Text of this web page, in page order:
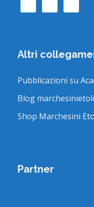
Altri
Pubblicazioni su
Blog
Shop Marchesini
Partner